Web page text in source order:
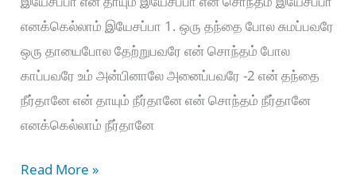
எனக்கெல்லாம் இயேசப்பா 1. ஒரு தந்தை போல சுமப்பவரே
ஒரு தாயைபோல தேற்றுபவரே என் சொந்தம் போல
காப்பவரே உம் அன்பினாலே அனைப்பவரே -2 என் தந்தை
நீர்தானே என் தாயும் நீர்தானே என் சொந்தம் நீர்தானே
எனக்கெல்லாம் நீர்தானே
என்
Read More »